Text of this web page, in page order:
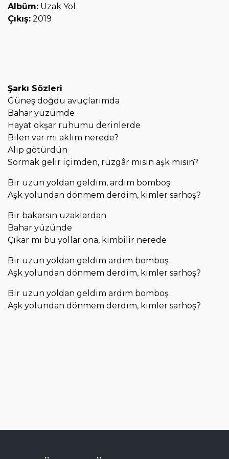
Albüm: Uzak Yol
Çıkış: 2019
Şarkı Sözleri
Güneş doğdu avuçlarımda
Bahar yüzümde
Hayat okşar ruhumu derinlerde
Bilen var mı aklım nerede?
Alıp götürdün
Sormak gelir içimden, rüzgâr mısın aşk mısın?
Bir uzun yoldan geldim, ardım bomboş
Aşk yolundan dönmem derdim, kimler sarhoş?
Bir bakarsın uzaklardan
Bahar yüzünde
Çıkar mı bu yollar ona, kimbilir nerede
Bir uzun yoldan geldim ardım bomboş
Aşk yolundan dönmem derdim, kimler sarhoş?
Bir uzun yoldan geldim ardım bomboş
Aşk yolundan dönmem derdim, kimler sarhoş?